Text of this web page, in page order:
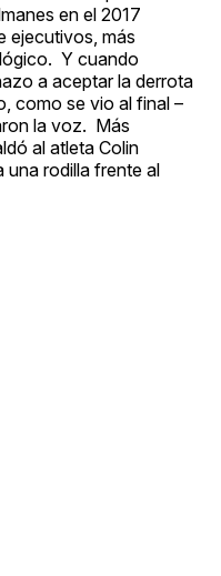
en el 2017
ejecutivos, más
Y cuando
a aceptar la derrota
como se vio al final –
la voz. Más
al atleta Colin
una rodilla frente al